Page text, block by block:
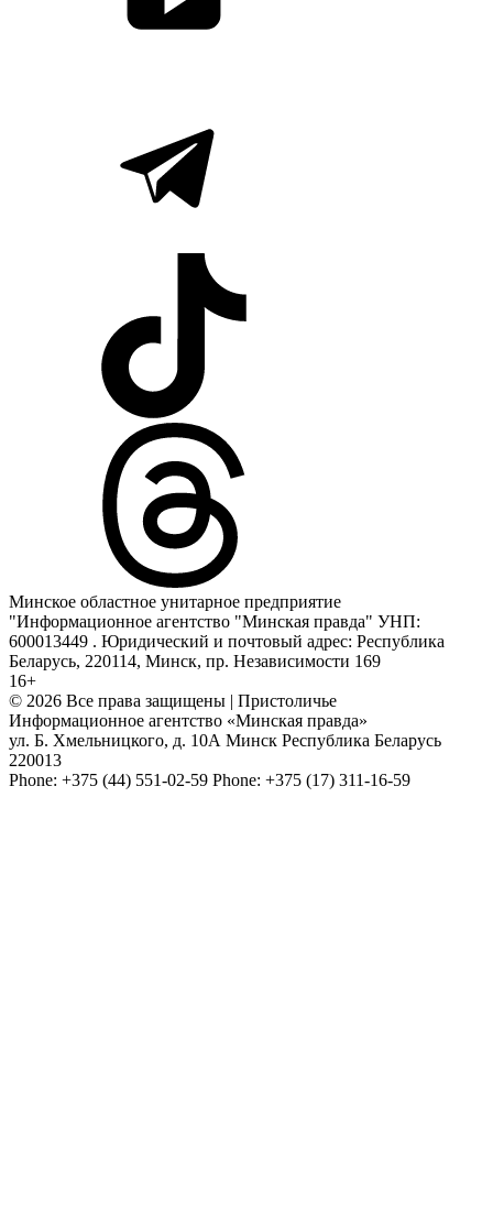
Минское областное унитарное предприятие
"Информационное агентство "Минская правда" УНП:
600013449 . Юридический и почтовый адрес: Республика
Беларусь, 220114, Минск, пр. Независимости 169
16+
© 2026 Все права защищены | Пристоличье
Информационное агентство «Минская правда»
ул. Б. Хмельницкого, д. 10А Минск Республика Беларусь
220013
Phone: +375 (44) 551-02-59 Phone: +375 (17) 311-16-59